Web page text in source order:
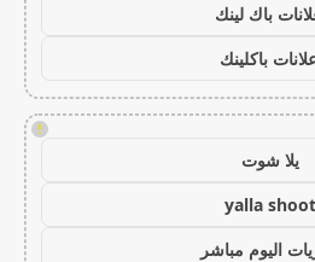
باك لينك
باكلينك
!
يلا شوت
yalla shoot
اليوم مباشر